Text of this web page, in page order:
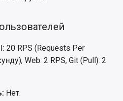
20 RPS (Requests Per
Web: 2 RPS, Git (Pull): 2
Нет.